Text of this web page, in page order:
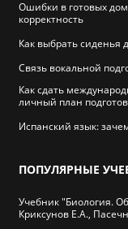
Ошибки в готовых
корректность
Как выбрать cиденья
Связь вокальной
Как сдать
личный план
Испанский язык:
ПОПУЛЯРНЫЕ
Учебник "Биология.
Криксунов Е.А.,